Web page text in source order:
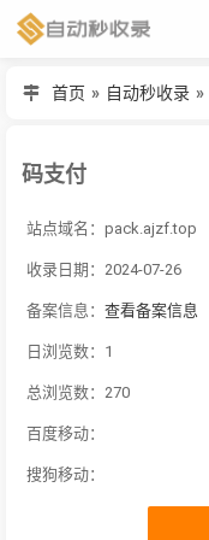
首页 » 自动秒收录 »
码支付
站点域名：pack.ajzf.top
收录日期：2024-07-26
备案信息： 查看备案信息
日浏览数：1
总浏览数：270
百度移动：
搜狗移动：